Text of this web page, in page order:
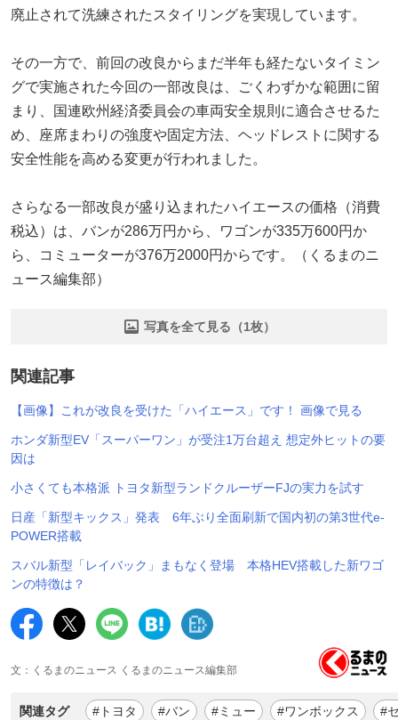
廃止されて洗練されたスタイリングを実現しています。
その一方で、前回の改良からまだ半年も経たないタイミン
グで実施された今回の一部改良は、ごくわずかな範囲に留
まり、国連欧州経済委員会の車両安全規則に適合させるた
め、座席まわりの強度や固定方法、ヘッドレストに関する
安全性能を高める変更が行われました。
さらなる一部改良が盛り込まれたハイエースの価格（消費
税込）は、バンが286万円から、ワゴンが335万600円か
ら、コミューターが376万2000円からです。（くるまのニ
ュース編集部）
写真を全て見る（1枚）
関連記事
【画像】これが改良を受けた「ハイエース」です！ 画像で見る
ホンダ新型EV「スーパーワン」が受注1万台超え 想定外ヒットの要
因は
小さくても本格派 トヨタ新型ランドクルーザーFJの実力を試す
日産「新型キックス」発表 6年ぶり全面刷新で国内初の第3世代e-
POWER搭載
スバル新型「レイバック」まもなく登場 本格HEV搭載した新ワゴ
ンの特徴は？
文：くるまのニュース くるまのニュース編集部
関連タグ #トヨタ #バン #ミュー #ワンボックス #